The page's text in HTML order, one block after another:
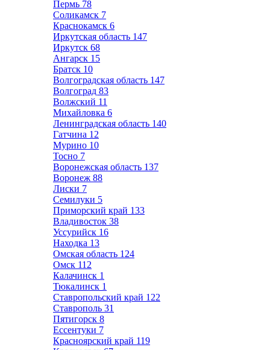
Пермь 78
Соликамск 7
Краснокамск 6
Иркутская область 147
Иркутск 68
Ангарск 15
Братск 10
Волгоградская область 147
Волгоград 83
Волжский 11
Михайловка 6
Ленинградская область 140
Гатчина 12
Мурино 10
Тосно 7
Воронежская область 137
Воронеж 88
Лиски 7
Семилуки 5
Приморский край 133
Владивосток 38
Уссурийск 16
Находка 13
Омская область 124
Омск 112
Калачинск 1
Тюкалинск 1
Ставропольский край 122
Ставрополь 31
Пятигорск 8
Ессентуки 7
Красноярский край 119